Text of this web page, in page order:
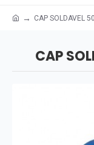
CAP SOLDAVEL
CAP